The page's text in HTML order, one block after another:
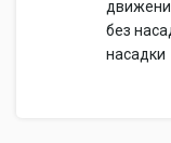
без
насадки